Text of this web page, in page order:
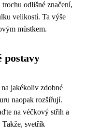
odlišné značení,
velikostí. Ta výše
můstkem.
postavy
jakékoliv zdobné
naopak rozšiřují.
na véčkový střih a
Takže, svetřík